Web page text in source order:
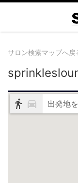
サロン検索マップへ戻
出発地